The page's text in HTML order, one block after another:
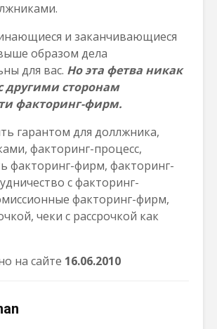
и заканчивающиеся
образом дела
для вас. Но эта фетва никак
другими сторонам
факторинг-фирм.
гарантом для доллжника,
факторинг-процесс,
факторинг-фирм, факторинг-
с факторинг-
факторинг-фирм,
чеки с рассрочкой как
на сайте 16.06.2010